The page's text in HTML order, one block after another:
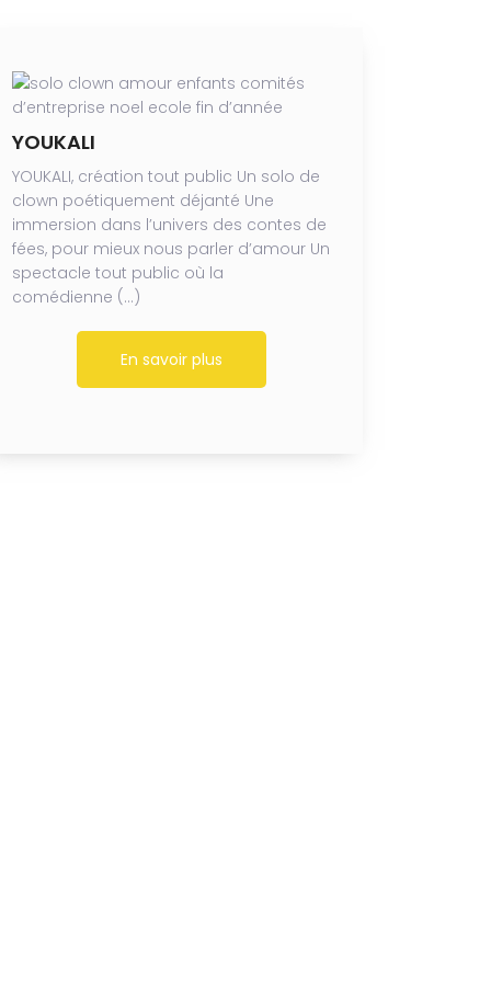
YOUKALI
YOUKALI, création tout public Un solo de
clown poétiquement déjanté Une
immersion dans l’univers des contes de
fées, pour mieux nous parler d’amour Un
spectacle tout public où la
comédienne (…)
En savoir plus